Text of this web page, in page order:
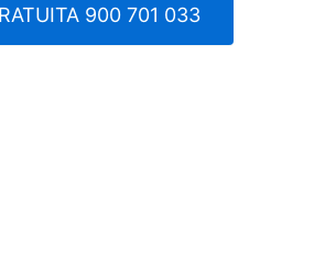
900 701 033